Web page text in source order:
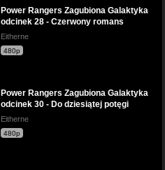
Power Rangers Zagubiona Galaktyka
odcinek 28 - Czerwony romans
Eitherne
480p
Power Rangers Zagubiona Galaktyka
odcinek 30 - Do dziesiątej potęgi
Eitherne
480p